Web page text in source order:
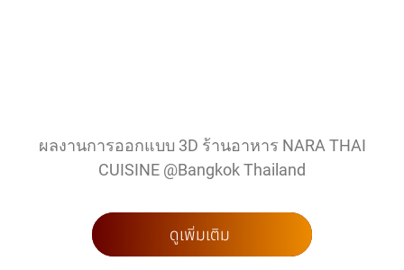
ผลงานการออกแบบ 3D ร้านอาหาร NARA THAI
CUISINE @Bangkok Thailand
ดูเพิ่มเติม